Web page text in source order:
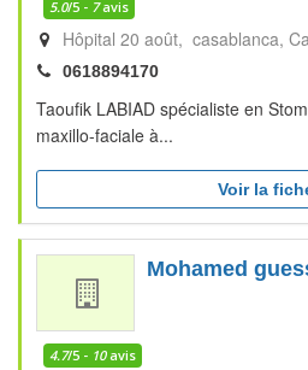
5.0/5 - 7avis
Hôpital 20 août, casablanca
0618894170
Taoufik LABIAD spécialiste en
maxillo-faciale à...
Voir la
Mohamed
4.7/5 - 10avis